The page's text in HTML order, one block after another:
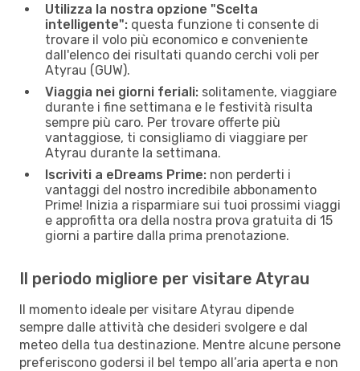
Utilizza la nostra opzione "Scelta
intelligente": questa funzione ti consente di
trovare il volo più economico e conveniente
dall'elenco dei risultati quando cerchi voli per
Atyrau (GUW).
Viaggia nei giorni feriali: solitamente, viaggiare
durante i fine settimana e le festività risulta
sempre più caro. Per trovare offerte più
vantaggiose, ti consigliamo di viaggiare per
Atyrau durante la settimana.
Iscriviti a eDreams Prime: non perderti i
vantaggi del nostro incredibile abbonamento
Prime! Inizia a risparmiare sui tuoi prossimi viaggi
e approfitta ora della nostra prova gratuita di 15
giorni a partire dalla prima prenotazione.
Il periodo migliore per visitare Atyrau
Il momento ideale per visitare Atyrau dipende
sempre dalle attività che desideri svolgere e dal
meteo della tua destinazione. Mentre alcune persone
preferiscono godersi il bel tempo all’aria aperta e non